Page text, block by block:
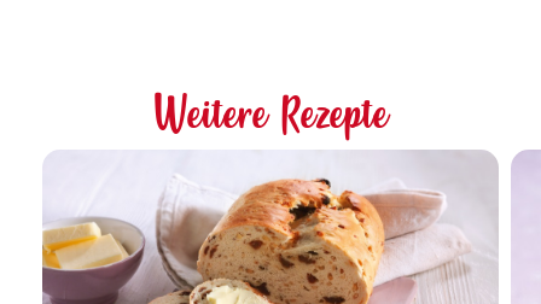
Weitere Rezepte